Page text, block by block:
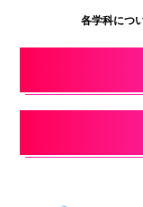
各学科につ